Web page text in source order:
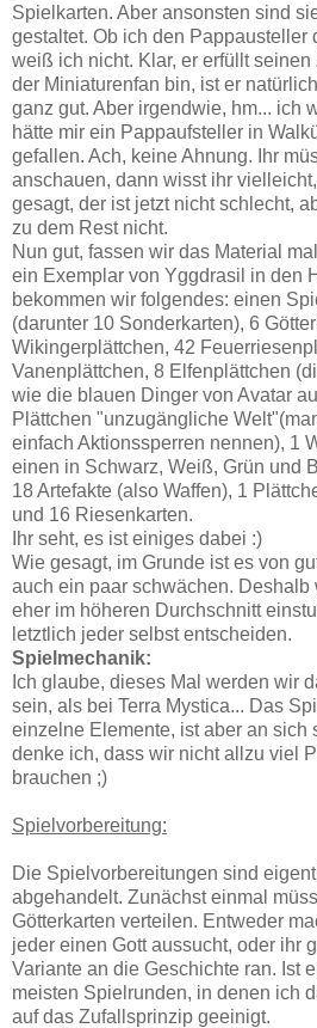
Spielkarten. Aber ansonsten sind
gestaltet. Ob ich den Pappausteller
weiß ich nicht. Klar, er erfüllt
der Miniaturenfan bin, ist er
ganz gut. Aber irgendwie, hm... ich
hätte mir ein Pappaufsteller in
gefallen. Ach, keine Ahnung. Ihr
anschauen, dann wisst ihr
gesagt, der ist jetzt nicht schlecht,
zu dem Rest nicht.
Nun gut, fassen wir das Material
ein Exemplar von Yggdrasil in den
bekommen wir folgendes: einen
(darunter 10 Sonderkarten), 6
Wikingerplättchen, 42
Vanenplättchen, 8 Elfenplättchen
wie die blauen Dinger von Avatar
Plättchen "unzugängliche
einfach Aktionssperren nennen), 1
einen in Schwarz, Weiß, Grün und
18 Artefakte (also Waffen), 1
und 16 Riesenkarten.
Ihr seht, es ist einiges dabei :)
Wie gesagt, im Grunde ist es von
auch ein paar schwächen. Deshalb
eher im höheren Durchschnitt
letztlich jeder selbst entscheiden.
Spielmechanik:
Ich glaube, dieses Mal werden wir
sein, als bei Terra Mystica... Das
einzelne Elemente, ist aber an sich
denke ich, dass wir nicht allzu viel
brauchen ;)
Spielvorbereitung:
Die Spielvorbereitungen sind
abgehandelt. Zunächst einmal
Götterkarten verteilen. Entweder
jeder einen Gott aussucht, oder ihr
Variante an die Geschichte ran. Ist
meisten Spielrunden, in denen ich
auf das Zufallsprinzip geeinigt.